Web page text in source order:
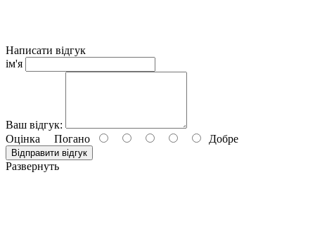
Написати відгук
ім'я
Ваш відгук:
Оцінка Погано Добре
Відправити відгук
Развернуть